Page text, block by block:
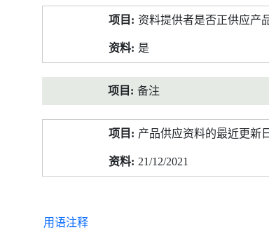
资料提供者是否正供应产
是
备注
产品供应资料的最近更新
21/12/2021
用语注释